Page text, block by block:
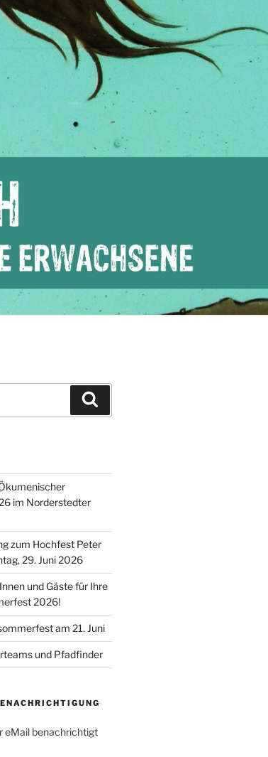
im Norderstedter
zum Hochfest Peter
29. Juni 2026
und Gäste für Ihre
2026!
am 21. Juni
und Pfadfinder
eMail benachrichtigt